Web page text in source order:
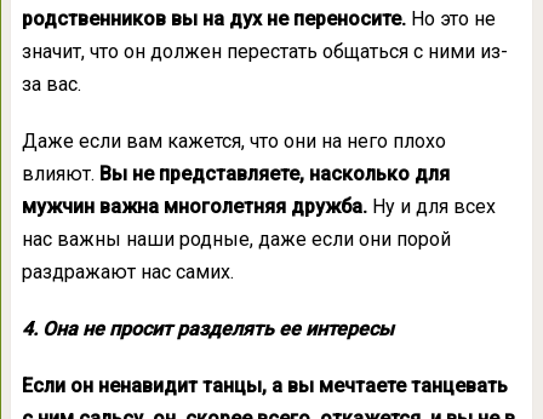
родственников вы на дух не переносите. Но это не
значит, что он должен перестать общаться с ними из-
за вас.
Даже если вам кажется, что они на него плохо
влияют. Вы не представляете, насколько для
мужчин важна многолетняя дружба. Ну и для всех
нас важны наши родные, даже если они порой
раздражают нас самих.
4. Она не просит разделять ее интересы
Если он ненавидит танцы, а вы мечтаете танцевать